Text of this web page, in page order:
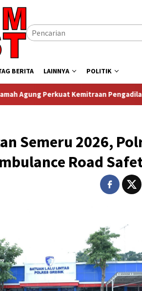
BERITA LAINNYA POLITIK
Kemitraan Pengadilan dengan Pers,
Semeru 2026,
Road